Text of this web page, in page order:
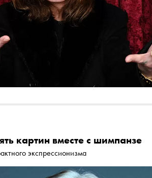
картин вместе с шимпанзе
экспрессионизма